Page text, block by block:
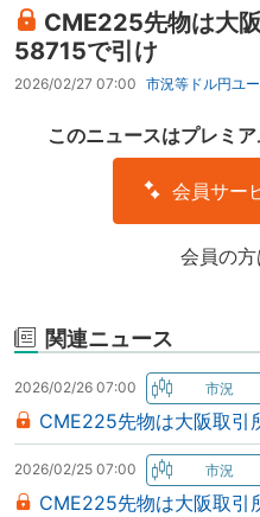
CME225先物は大
58715で引け
2026/02/27 07:00 市況等 ドル円ユ
このニュースはプレミ
会員サー
会員の方
関連ニュース
2026/02/26 07:00
CME225先物は大阪取
2026/02/25 07:00
CME225先物は大阪取引